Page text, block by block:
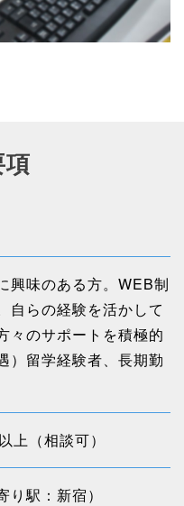
興味のある方。WEB制
自らの経験を活かして
々のサポートを積極的
）留学経験者、長期勤
上（相談可）
駅：新宿）